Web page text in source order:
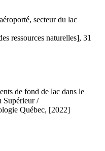
secteur du lac
ressources naturelles], 31
de fond de lac dans le
Supérieur /
Québec, [2022]